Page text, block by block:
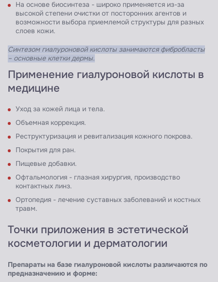
На основе биосинтеза - широко применяется из-за
высокой степени очистки от посторонних агентов и
возможности выбора приемлемой структуры для разных
слоев кожи.
Синтезом гиалуроновой кислоты занимаются фибробласты
– основные клетки дермы.
Применение гиалуроновой кислоты в
медицине
Уход за кожей лица и тела.
Объемная коррекция.
Реструктуризация и ревитализация кожного покрова.
Покрытия для ран.
Пищевые добавки.
Офтальмология - глазная хирургия, производство
контактных линз.
Ортопедия - лечение суставных заболеваний и костных
травм.
Точки приложения в эстетической
косметологии и дерматологии
Препараты на базе гиалуроновой кислоты различаются по
предназначению и форме: